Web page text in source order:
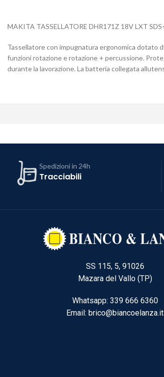
MAKITA TASSELLATORE DHR171Z 18V LXT
Tassellatore con impugnatura ergonomica dotato
funzioni rotazione e rotazione + percussione.
durante la lavorazione. La batteria collegata
Spedizioni in 24h
Tracciabili
SS 115, 5, 91026
Mazara del Vallo (TP)
Whatsapp: 339 666 6360
Email: brico@biancoelanza.it